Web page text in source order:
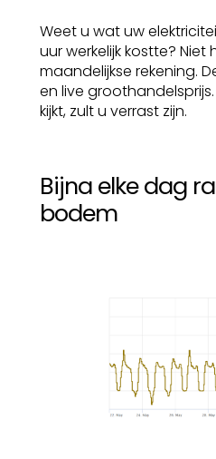
Weet u wat uw
uur werkelijk kostte?
maandelijkse rekening.
en live
kijkt, zult u verrast zijn.
Bijna elke dag
bodem